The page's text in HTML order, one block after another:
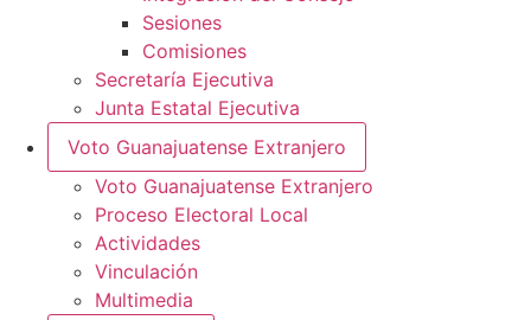
Sesiones
Comisiones
Secretaría Ejecutiva
Junta Estatal Ejecutiva
Voto Guanajuatense Extranjero
Voto Guanajuatense Extranjero
Proceso Electoral Local
Actividades
Vinculación
Multimedia